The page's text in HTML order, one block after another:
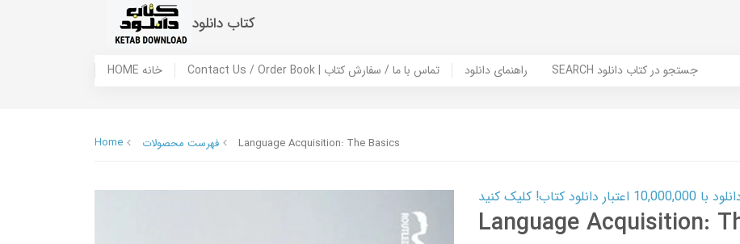
کتاب دانلود
HOME خانه Contact Us / Order Book | تماس با ما / سفارش کتاب راهنمای دانلود SEARCH جستجو در کتاب دانلود
Home فهرست محصولات Language Acquisition: The Basics
کتاب! کلیک کنید
Language Acquisition: